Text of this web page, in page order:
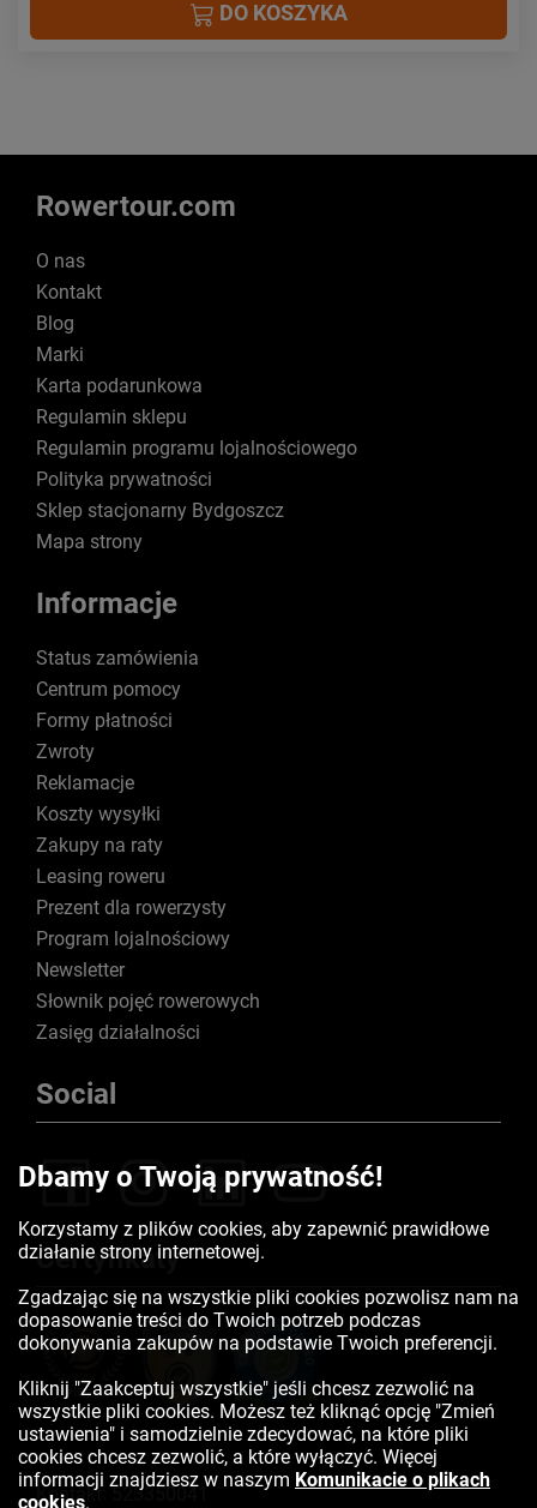
DO KOSZYKA
Rowertour.com
O nas
Kontakt
Blog
Marki
Karta podarunkowa
Regulamin sklepu
Regulamin programu lojalnościowego
Polityka prywatności
Sklep stacjonarny Bydgoszcz
Mapa strony
Informacje
Status zamówienia
Centrum pomocy
Formy płatności
Zwroty
Reklamacje
Koszty wysyłki
Zakupy na raty
Leasing roweru
Prezent dla rowerzysty
Program lojalnościowy
Newsletter
Słownik pojęć rowerowych
Zasięg działalności
Social
Certyfikaty
Kontakt:523350041
Dbamy o Twoją prywatność!
Korzystamy z plików cookies, aby zapewnić prawidłowe
działanie strony internetowej.
Zgadzając się na wszystkie pliki cookies pozwolisz nam na
dopasowanie treści do Twoich potrzeb podczas
dokonywania zakupów na podstawie Twoich preferencji.
Kliknij "Zaakceptuj wszystkie" jeśli chcesz zezwolić na
wszystkie pliki cookies. Możesz też kliknąć opcję "Zmień
ustawienia" i samodzielnie zdecydować, na które pliki
cookies chcesz zezwolić, a które wyłączyć. Więcej
informacji znajdziesz w naszym Komunikacie o plikach
cookies.